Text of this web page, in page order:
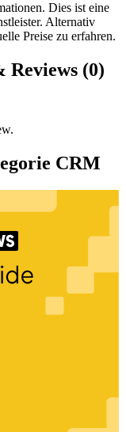
Dies ist eine
Alternativ
Preise zu erfahren.
Reviews (0)
CRM